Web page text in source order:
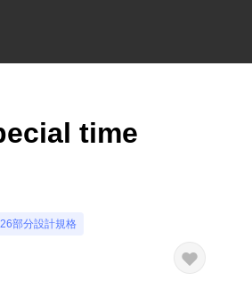
time
部分設計規格